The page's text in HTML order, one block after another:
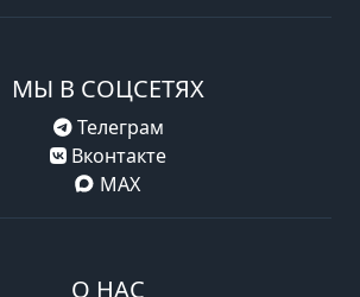
МЫ В СОЦСЕТЯХ
Телеграм
Вконтакте
MAX
О НАС